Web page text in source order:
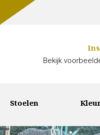
Bekijk
Stoelen